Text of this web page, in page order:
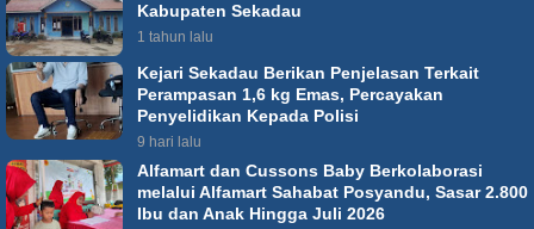
Kabupaten Sekadau
1 tahun lalu
Kejari Sekadau Berikan Penjelasan Terkait
Perampasan 1,6 kg Emas, Percayakan
Penyelidikan Kepada Polisi
9 hari lalu
Alfamart dan Cussons Baby Berkolaborasi
melalui Alfamart Sahabat Posyandu, Sasar 2.800
Ibu dan Anak Hingga Juli 2026